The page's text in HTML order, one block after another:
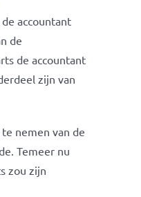
accountant
de
de accountant
zijn van
nemen van de
Temeer nu
zou zijn